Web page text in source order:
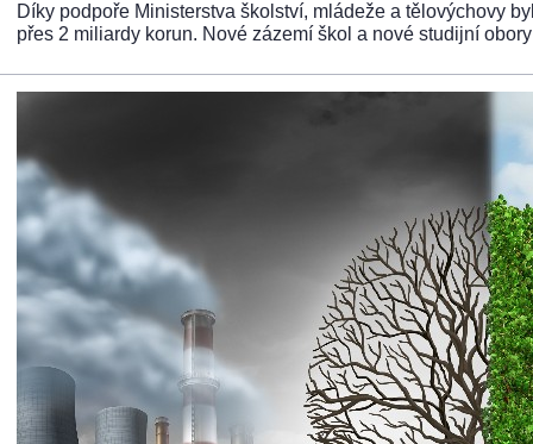
Díky podpoře Ministerstva školství, mládeže a tělovýchovy
přes 2 miliardy korun. Nové zázemí škol a nové studijní